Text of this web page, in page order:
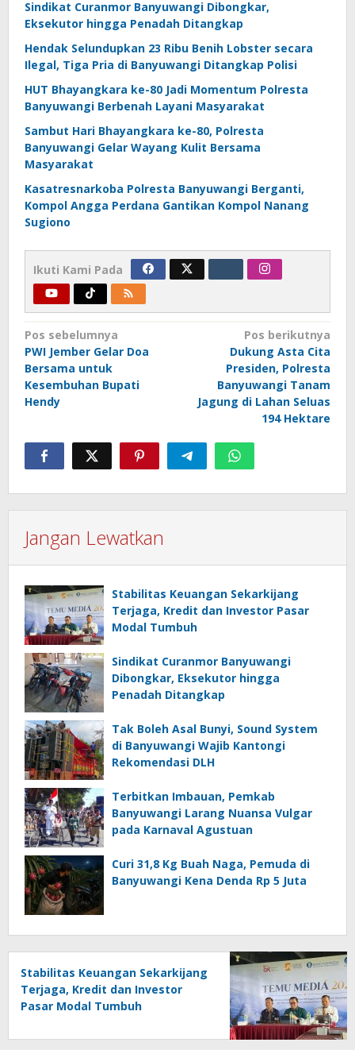
Sindikat Curanmor Banyuwangi Dibongkar,
Eksekutor hingga Penadah Ditangkap
Hendak Selundupkan 23 Ribu Benih Lobster secara
Ilegal, Tiga Pria di Banyuwangi Ditangkap Polisi
HUT Bhayangkara ke-80 Jadi Momentum Polresta
Banyuwangi Berbenah Layani Masyarakat
Sambut Hari Bhayangkara ke-80, Polresta
Banyuwangi Gelar Wayang Kulit Bersama
Masyarakat
Kasatresnarkoba Polresta Banyuwangi Berganti,
Kompol Angga Perdana Gantikan Kompol Nanang
Sugiono
Ikuti Kami Pada
Navigasi
pos
Pos sebelumnya
PWI Jember Gelar Doa
Bersama untuk
Kesembuhan Bupati
Hendy
Pos berikutnya
Dukung Asta Cita
Presiden, Polresta
Banyuwangi Tanam
Jagung di Lahan Seluas
194 Hektare
Jangan Lewatkan
Stabilitas Keuangan Sekarkijang
Terjaga, Kredit dan Investor Pasar
Modal Tumbuh
Sindikat Curanmor Banyuwangi
Dibongkar, Eksekutor hingga
Penadah Ditangkap
Tak Boleh Asal Bunyi, Sound System
di Banyuwangi Wajib Kantongi
Rekomendasi DLH
Terbitkan Imbauan, Pemkab
Banyuwangi Larang Nuansa Vulgar
pada Karnaval Agustuan
Curi 31,8 Kg Buah Naga, Pemuda di
Banyuwangi Kena Denda Rp 5 Juta
Stabilitas Keuangan Sekarkijang
Terjaga, Kredit dan Investor
Pasar Modal Tumbuh